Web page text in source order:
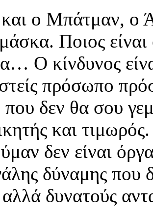
ο Μπάτμαν, ο
Ποιος
Ο κίνδυνος
πρόσωπο
δεν θα σου
και
δεν είναι
δύναμης που
δυνατούς